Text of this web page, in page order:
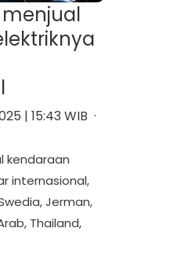
| 15:43 WIB ·
kendaraan
internasional,
Jerman,
Thailand,